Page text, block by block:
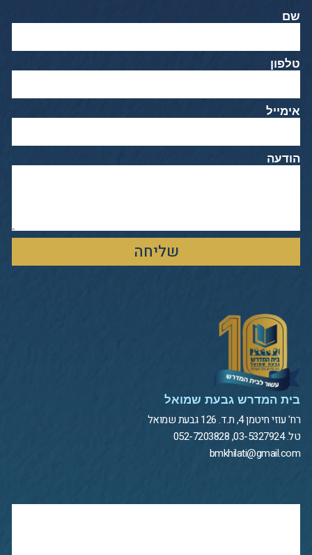
שם
טלפון
אימייל
הודעה
שליחה
בית המדרש גבעת שמואל
רח' עוזי חיטמן 4, ת.ד. 126 גבעת שמואל
טל. 03-5327924, 052-7203828
bmkhilati@gmail.com